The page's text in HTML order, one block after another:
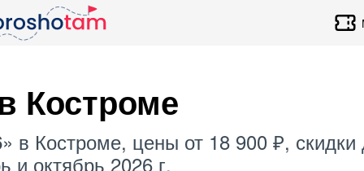
Костроме
» в Костроме, цены от 18 900 ₽, скидки
и октябрь 2026 г.